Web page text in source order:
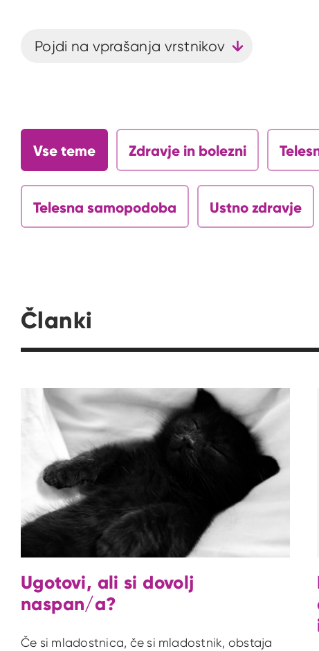
Pojdi na vprašanja vrstnikov
Vse teme Zdravje in bolezni
Telesna samopodoba Ustno zdravje
Članki
Ugotovi, ali si dovolj
naspan/a?
Če si mladostnica, če si mladostnik, obstaja